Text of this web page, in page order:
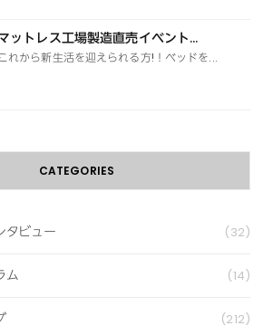
ットレス工場製造直売イベント...
れから新生活を迎えられる方!！ベッドを...
CATEGORIES
タビュー (32)
ム (14)
(212)